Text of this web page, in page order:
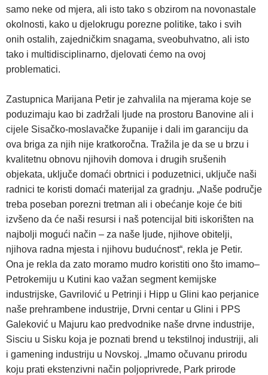
samo neke od mjera, ali isto tako s obzirom na novonastale
okolnosti, kako u djelokrugu porezne politike, tako i svih
onih ostalih, zajedničkim snagama, sveobuhvatno, ali isto
tako i multidisciplinarno, djelovati ćemo na ovoj
problematici.
Zastupnica Marijana Petir je zahvalila na mjerama koje se
poduzimaju kao bi zadržali ljude na prostoru Banovine ali i
cijele Sisačko-moslavačke županije i dali im garanciju da
ova briga za njih nije kratkoročna. Tražila je da se u brzu i
kvalitetnu obnovu njihovih domova i drugih srušenih
objekata, uključe domaći obrtnici i poduzetnici, uključe naši
radnici te koristi domaći materijal za gradnju. „Naše područje
treba poseban porezni tretman ali i obećanje koje će biti
izvšeno da će naši resursi i naš potencijal biti iskorišten na
najbolji mogući način – za naše ljude, njihove obitelji,
njihova radna mjesta i njihovu budućnost“, rekla je Petir.
Ona je rekla da zato moramo mudro koristiti ono što imamo–
Petrokemiju u Kutini kao važan segment kemijske
industrijske, Gavrilović u Petrinji i Hipp u Glini kao perjanice
naše prehrambene industrije, Drvni centar u Glini i PPS
Galeković u Majuru kao predvodnike naše drvne industrije,
Sisciu u Sisku koja je poznati brend u tekstilnoj industriji, ali
i gamening industriju u Novskoj. „Imamo očuvanu prirodu
koju prati ekstenzivni način poljoprivrede, Park prirode